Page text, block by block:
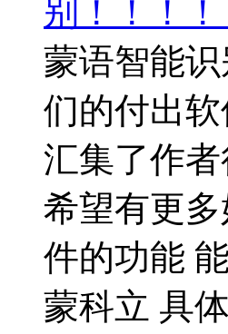
别！！！！
蒙语智能
们的付出
汇集了作
希望有更
件的功能
蒙科立 具